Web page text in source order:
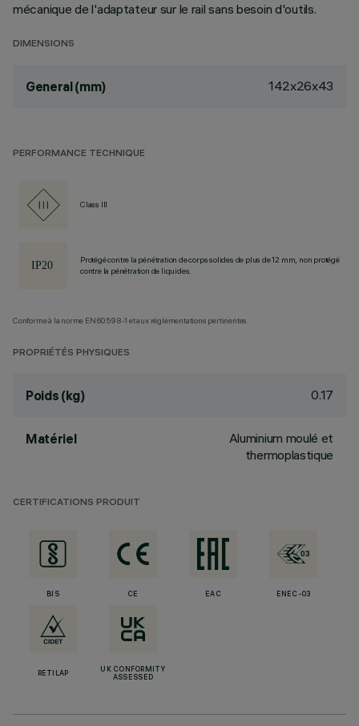
mécanique de l'adaptateur sur le rail sans besoin d'outils.
DIMENSIONS
General (mm) 142x26x43
PERFORMANCE TECHNIQUE
Class III
Protégé contre la pénétration de corps solides de plus de 12 mm, non protégé
contre la pénétration de liquides.
Conforme à la norme EN60598-1 et aux réglementations pertinentes.
PROPRIÉTÉS PHYSIQUES
Poids (kg) 0.17
Matériel
Aluminium moulé et
thermoplastique
CERTIFICATIONS PRODUIT
BIS CE EAC ENEC-03
RETILAP
UK CONFORMITY
ASSESSED